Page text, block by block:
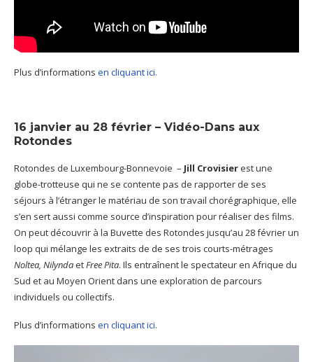
Plus d’informations en cliquant ici.
16 janvier au 28 février – Vidéo-Dans aux
Rotondes
Rotondes de Luxembourg-Bonnevoie – Jill Crovisierest une
globe-trotteuse qui ne se contente pas de rapporter de ses
séjours à l’étranger le matériau de son travail chorégraphique, elle
s’en sert aussi comme source d’inspiration pour réaliser des films.
On peut découvrir à la Buvette des Rotondes jusqu’au 28 février un
loop qui mélange les extraits de de ses trois courts-métrages
Noltea, NilyndaetFree Pita. Ils entraînent le spectateur en Afrique du
Sud et au Moyen Orient dans une exploration de parcours
individuels ou collectifs.
Plus d’informations en cliquant ici.